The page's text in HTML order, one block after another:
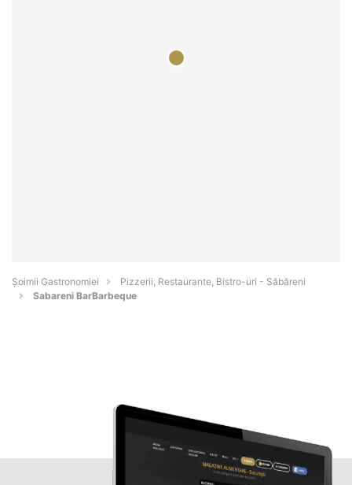
Șoimii Gastronomiei
Pizzerii, Restaurante, Bistro-uri - Săbăreni
Sabareni BarBarbeque